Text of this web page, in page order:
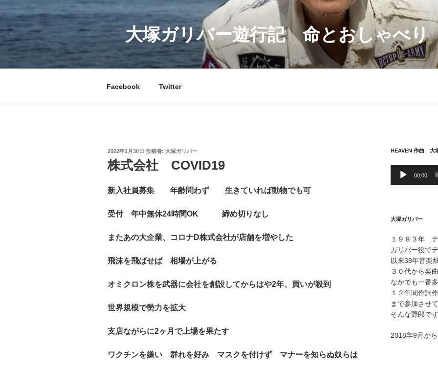
コ
ン
テ
ン
大塚ガリバー遊行記 命とおしゃべり
Facebook Twitter
投
稿
日:
2022年1月30日 投稿者: 大塚ガリバー
株式会社 COVID19
新入社員募集 年齢問わず 生きていれば動物でも可
受付 年中無休24時間OK 締め切りなし
またあの大企業、コロナD株式会社が店舗を増やした
飛沫を飛ばせば 相場が上がる
オミクロン株を武器に会社を創設してからはや2年、買いが殺到
世界規模で勢力を拡大
支店ながらに2ヶ月で上場を果たす
ワクチンを嫌い 群れを好み マスクを付けず マナーを知らぬ奴らは
HEAVEN 作曲 大
ヤ
00:00
大塚ガリバー
１９８３年 テ
ガリバー役で
以来38年音楽
３０代から楽
なかでも一番
１２年間作詞
まで参加させ
そんな野郎です
2018年9月か